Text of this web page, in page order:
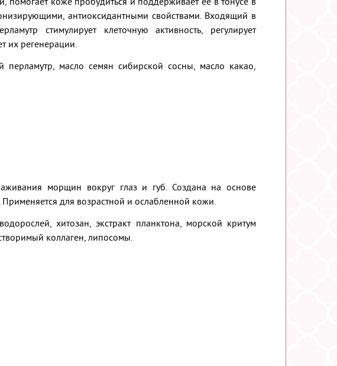
антиоксидантными свойствами. Входящий в
стимулирует клеточную активность, регулирует
их регенерации.
масло семян сибирской сосны, масло какао,
морщин вокруг глаз и губ. Создана на основе
для возрастной и ослабленной кожи.
хитозан, экстракт планктона, морской критум
коллаген, липосомы.